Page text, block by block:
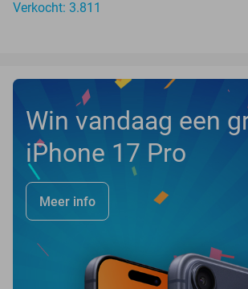
Verkocht: 3.811
Win vandaag een
iPhone 17 Pro
Meer info